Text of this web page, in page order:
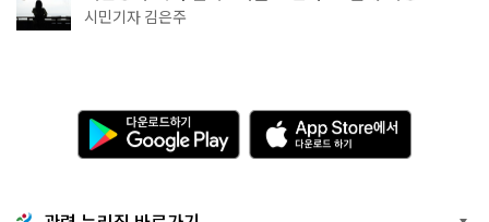
추천
시민기자 김은주
다
운
로
기
A
p
p